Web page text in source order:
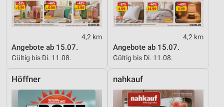
4,2 km
Angebote ab 15.07.
Gültig bis Di. 11.08.
4,2 km
Angebote ab 15.07.
Gültig bis Di. 11.08.
Höffner nahkauf